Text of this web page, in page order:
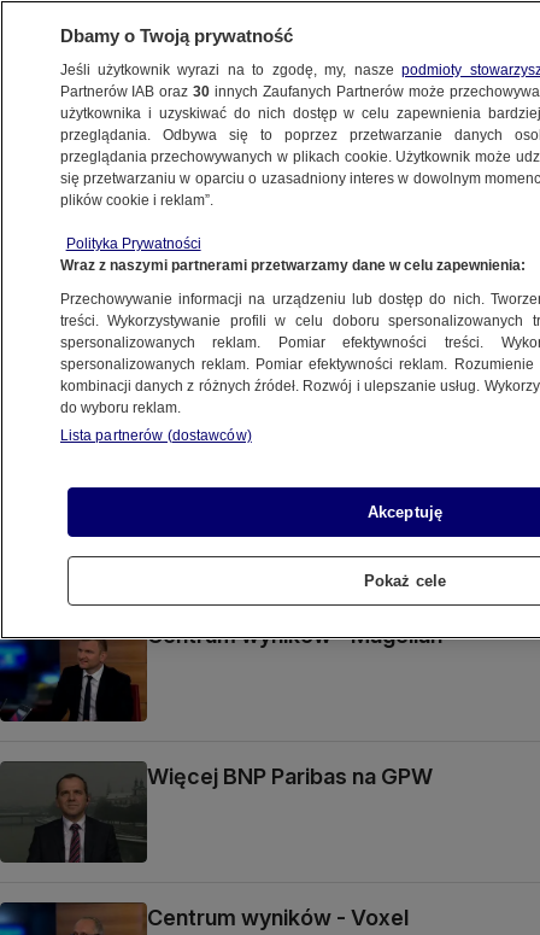
BIZNES
Z KRAJU
Polska to wciąż emerging market?
Rośnie sprzedaż w internecie
Rośnie sprzedaż w internecie
Centrum wyników - Magellan
Więcej BNP Paribas na GPW
Centrum wyników - Voxel
Dbamy o Twoją prywatność
Jeśli użytkownik wyrazi na to zgodę, my, naszepodmioty
Partnerów IAB oraz30 innych Zaufanych Partnerów może
użytkownika i uzyskiwać do nich dostęp w celu zapewnienia
przeglądania. Odbywa się to poprzez przetwarzanie danych
przeglądania przechowywanych w plikach cookie. Użytkownik może
się przetwarzaniu w oparciu o uzasadniony interes w dowolnym
plików cookie i reklam”.
Polityka Prywatności
Wraz z naszymi partnerami przetwarzamy dane w celu zapewnienia:
Przechowywanie informacji na urządzeniu lub dostęp do nich.
treści. Wykorzystywanie profili w celu doboru spersonalizowanych
spersonalizowanych reklam. Pomiar efektywności treści.
spersonalizowanych reklam. Pomiar efektywności reklam.
kombinacji danych z różnych źródeł. Rozwój i ulepszanie usług.
do wyboru reklam.
Lista partnerów (dostawców)
Akceptuję
Pokaż cele